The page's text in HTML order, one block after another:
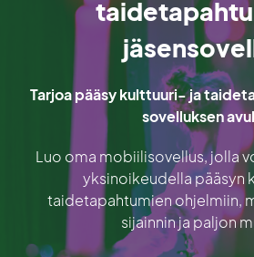
Tarjoa pääsy kulttuuri- ja
sovelluksen
Luo oma mobiilisovellus, jolla
yksinoikeudella pääsyn
taidetapahtumien ohjelmiin,
sijainnin ja paljon